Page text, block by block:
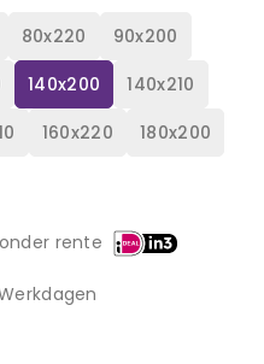
80x220
90x200
140x200
140x210
160x220
180x200
rente